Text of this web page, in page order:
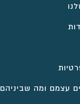
עצמם ומה שביניהם